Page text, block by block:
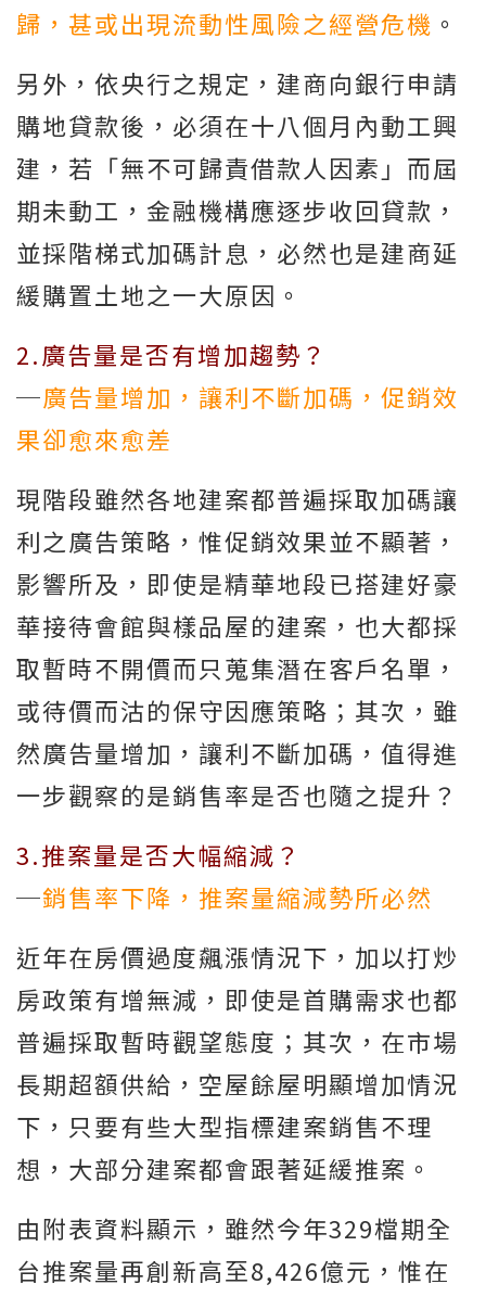
歸，甚或出現流動性風險之經營危機 。
另外，依央行之規定，建商向銀行申請
購地貸款後，必須在十八個月內動工興
建，若「無不可歸責借款人因素」而屆
期未動工，金融機構應逐步收回貸款，
並採階梯式加碼計息，必然也是建商延
緩購置土地之一大原因。
2.廣告量是否有增加趨勢？
─廣告量增加，讓利不斷加碼，促銷效
果卻愈來愈差
現階段雖然各地建案都普遍採取加碼讓
利之廣告策略，惟促銷效果並不顯著，
影響所及，即使是精華地段已搭建好豪
華接待會館與樣品屋的建案，也大都採
取暫時不開價而只蒐集潛在客戶名單，
或待價而沽的保守因應策略；其次，雖
然廣告量增加，讓利不斷加碼，值得進
一步觀察的是銷售率是否也隨之提升？
3.推案量是否大幅縮減？
─銷售率下降，推案量縮減勢所必然
近年在房價過度飆漲情況下，加以打炒
房政策有增無減，即使是首購需求也都
普遍採取暫時觀望態度；其次，在市場
長期超額供給，空屋餘屋明顯增加情況
下，只要有些大型指標建案銷售不理
想，大部分建案都會跟著延緩推案。
由附表資料顯示，雖然今年329檔期全
台推案量再創新高至8,426億元，惟在